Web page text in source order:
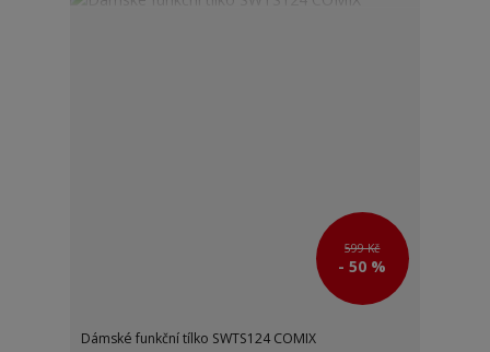
599 Kč
- 50 %
Dámské funkční tílko SWTS124 COMIX